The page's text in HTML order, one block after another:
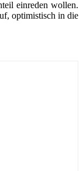
einreden wollen.
optimistisch in die